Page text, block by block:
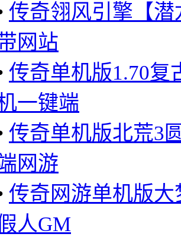
传奇翎风引擎【
网站
传奇单机版1.70复
一键端
传奇单机版北荒3
网游
传奇网游单机版
人GM